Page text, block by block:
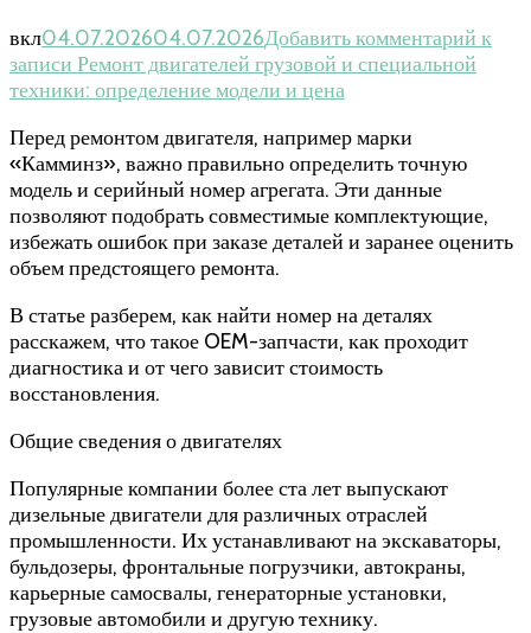
вкл04.07.202604.07.2026Добавить комментарий к
записи Ремонт двигателей грузовой и специальной
техники: определение модели и цена
Перед ремонтом двигателя, например марки
«Камминз», важно правильно определить точную
модель и серийный номер агрегата. Эти данные
позволяют подобрать совместимые комплектующие,
избежать ошибок при заказе деталей и заранее оценить
объем предстоящего ремонта.
В статье разберем, как найти номер на деталях
расскажем, что такое OEM-запчасти, как проходит
диагностика и от чего зависит стоимость
восстановления.
Общие сведения о двигателях
Популярные компании более ста лет выпускают
дизельные двигатели для различных отраслей
промышленности. Их устанавливают на экскаваторы,
бульдозеры, фронтальные погрузчики, автокраны,
карьерные самосвалы, генераторные установки,
грузовые автомобили и другую технику.